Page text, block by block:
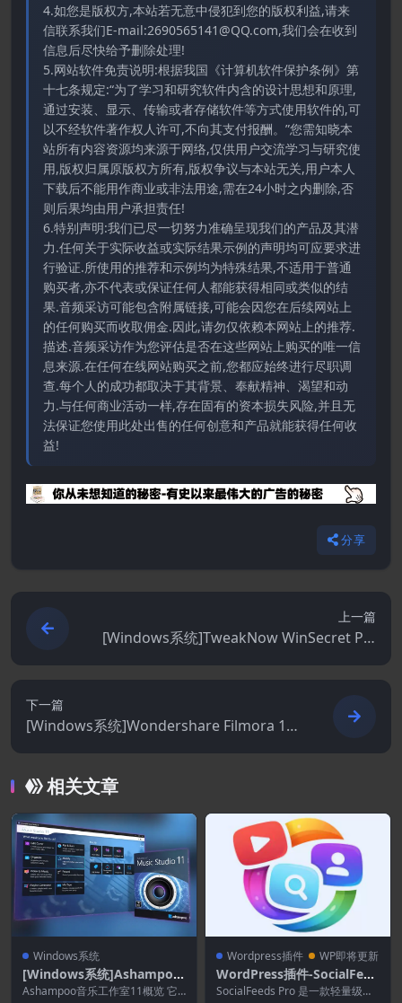
4.如您是版权方,本站若无意中侵犯到您的版权利益,请来
信联系我们E-mail:2690565141@QQ.com,我们会在收到
信息后尽快给予删除处理!
5.网站软件免责说明:根据我国《计算机软件保护条例》第
十七条规定:“为了学习和研究软件内含的设计思想和原理,
通过安装、显示、传输或者存储软件等方式使用软件的,可
以不经软件著作权人许可,不向其支付报酬。”您需知晓本
站所有内容资源均来源于网络,仅供用户交流学习与研究使
用,版权归属原版权方所有,版权争议与本站无关,用户本人
下载后不能用作商业或非法用途,需在24小时之内删除,否
则后果均由用户承担责任!
6.特别声明:我们已尽一切努力准确呈现我们的产品及其潜
力.任何关于实际收益或实际结果示例的声明均可应要求进
行验证.所使用的推荐和示例均为特殊结果,不适用于普通
购买者,亦不代表或保证任何人都能获得相同或类似的结
果.音频采访可能包含附属链接,可能会因您在后续网站上
的任何购买而收取佣金.因此,请勿仅依赖本网站上的推荐.
描述.音频采访作为您评估是否在这些网站上购买的唯一信
息来源.在任何在线网站购买之前,您都应始终进行尽职调
查.每个人的成功都取决于其背景、奉献精神、渴望和动
力.与任何商业活动一样,存在固有的资本损失风险,并且无
法保证您使用此处出售的任何创意和产品就能获得任何收
益!
分享
上一篇
[Windows系统]TweakNow WinSecret Plu
下一篇
[Windows系统]Wondershare Filmora 15.
相关文章
Windows系统
[Windows系统]Ashampoo
Music Studio 11.0.6
Ashampoo音乐工作室11概览 它
Wordpress插件 WP即将更新
WordPress插件-SocialFeed
s Pro 1.0.7–WordPress 社
SocialFeeds Pro 是一款轻量级且